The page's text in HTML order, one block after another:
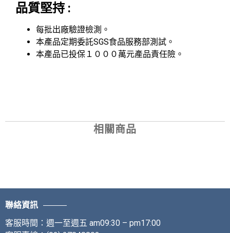
品質堅持 :
每批出廠驗證檢測。
本產品定期委託SGS食品服務部測試。
本產品已投保１０００萬元產品責任險。
相關商品
聯絡資訊
客服時間：週一至週五 am09:30 – pm17:00